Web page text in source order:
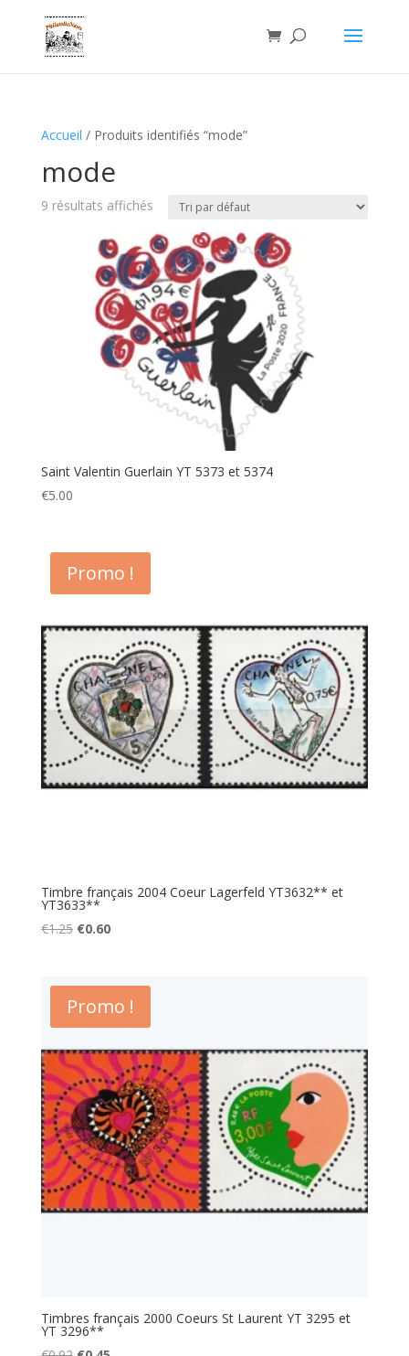
Accueil / Produits identifiés “mode”
mode
9 résultats affichés
Saint Valentin Guerlain YT 5373 et 5374
€5.00
Promo !
Timbre français 2004 Coeur Lagerfeld YT3632** et
YT3633**
€1.25 Le
était :
€1.25.
€0.60Le
est :
€0.60.
Promo !
Timbres français 2000 Coeurs St Laurent YT 3295 et
YT 3296**